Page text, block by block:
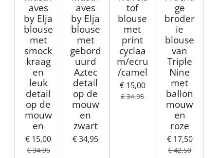
aves
by Elja
blouse
met
smock
kraag
en
leuk
detail
op de
mouw
en
€ 15,00
€ 34,95
aves
by Elja
blouse
met
gebord
uurd
Aztec
detail
op de
mouw
en
zwart
€ 34,95
tof
blouse
met
print
cyclaa
m/ecru
/camel
€ 15,00
€ 34,95
ge
broder
ie
blouse
van
Triple
Nine
met
ballon
mouw
en
roze
€ 17,50
€ 42,50